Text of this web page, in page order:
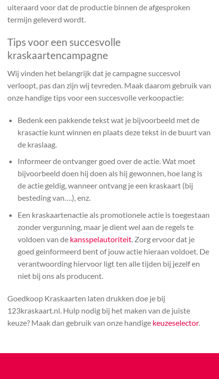
uiteraard voor dat de productie binnen de afgesproken
termijn geleverd wordt.
Tips voor een succesvolle
kraskaartencampagne
Wij vinden het belangrijk dat je campagne succesvol
verloopt, pas dan zijn wij tevreden. Maak daarom gebruik van
onze handige tips voor een succesvolle verkoopactie:
Bedenk een pakkende tekst wat je bijvoorbeeld met de
krasactie kunt winnen en plaats deze tekst in de buurt van
de kraslaag.
Informeer de ontvanger goed over de actie. Wat moet
bijvoorbeeld doen hij doen als hij gewonnen, hoe lang is
de actie geldig, wanneer ontvang je een kraskaart (bij
besteding van….), enz.
Een kraskaartenactie als promotionele actie is toegestaan
zonder vergunning, maar je dient wel aan de regels te
voldoen van de kansspelautoriteit. Zorg ervoor dat je
goed geinformeerd bent of jouw actie hieraan voldoet. De
verantwoording hiervoor ligt ten alle tijden bij jezelf en
niet bij ons als producent.
Goedkoop Kraskaarten laten drukken doe je bij
123kraskaart.nl. Hulp nodig bij het maken van de juiste
keuze? Maak dan gebruik van onze handige keuzeselector.